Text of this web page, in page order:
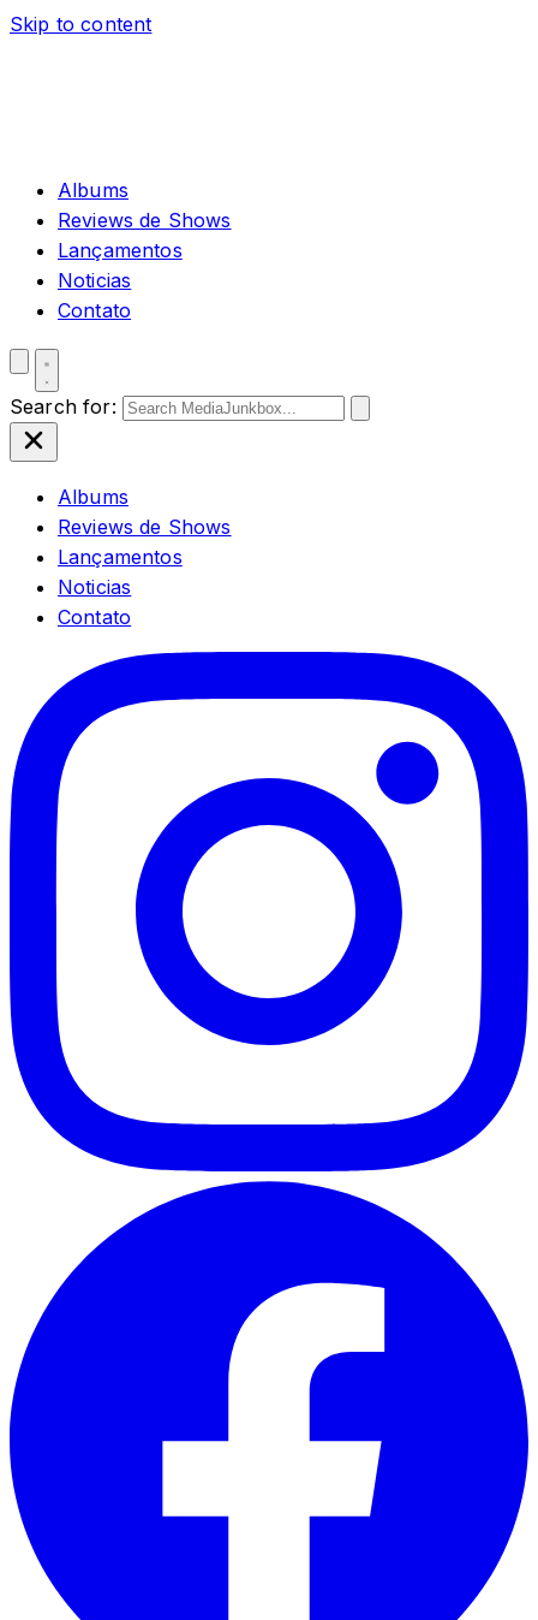
Skip to content
Albums
Reviews de Shows
Lançamentos
Noticias
Contato
Search for:
Albums
Reviews de Shows
Lançamentos
Noticias
Contato